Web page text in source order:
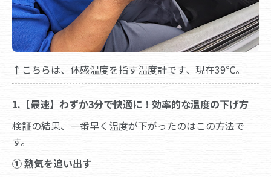
↑こちらは、体感温度を指す温度計です、現在39℃。
1.【最速】わずか3分で快適に！効率的な温度の下げ方
検証の結果、一番早く温度が下がったのはこの方法で
す。
① 熱気を追い出す